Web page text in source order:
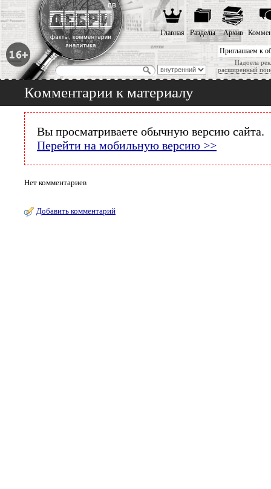
Приглашаем к
Надоела
расширенный
Главная Разделы Архив
Комментарии к материалу
Вы просматриваете обычную версию сайта.
Перейти на мобильную версию >>
Нет комментариев
Добавить комментарий